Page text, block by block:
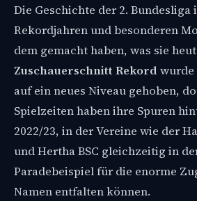
Die Geschichte der 2.
Rekordjahren und besonderen
dem gemacht haben, was sie
Zuschauerschnitt Rekord wurde
auf ein neues Niveau gehoben,
Spielzeiten haben ihre Spuren
2022/23, in der Vereine wie der
und Hertha BSC gleichzeitig in
Paradebeispiel für die enorme
Namen entfalten können.